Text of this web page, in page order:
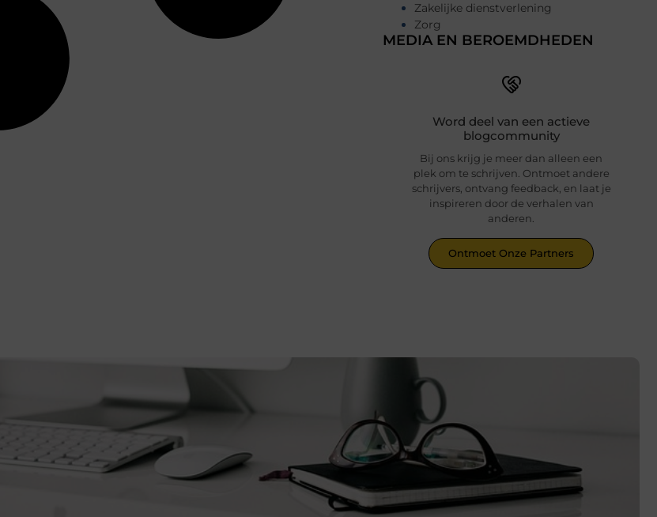
Zakelijke dienstverlening
Zorg
MEDIA EN BEROEMDHEDEN
Word deel van een actieve
blogcommunity
Bij ons krijg je meer dan alleen een
plek om te schrijven. Ontmoet andere
schrijvers, ontvang feedback, en laat je
inspireren door de verhalen van
anderen.
Ontmoet Onze Partners